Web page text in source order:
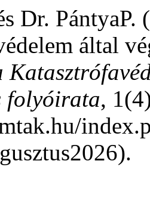
Dr. PántyaP.
által
folyóirata,